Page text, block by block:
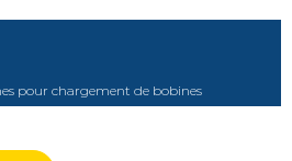
pour chargement de bobines